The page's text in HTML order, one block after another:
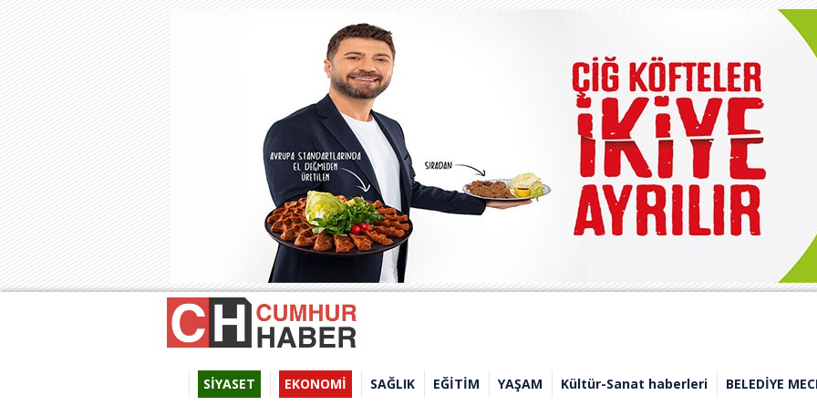
SİYASET EKONOMİ SAĞLIK EĞİTİM YAŞAM Kültür-Sanat haberleri BELEDİYE